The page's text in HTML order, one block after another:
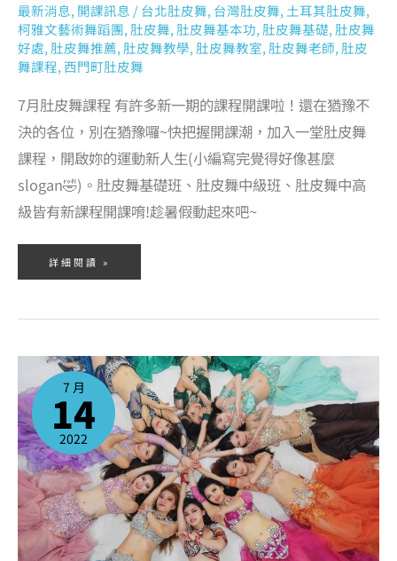
最新消息,開課訊息 /台北肚皮舞,台灣肚皮舞,土耳其肚皮舞,
柯雅文藝術舞蹈團,肚皮舞,肚皮舞基本功,肚皮舞基礎,肚皮舞
好處,肚皮舞推薦,肚皮舞教學,肚皮舞教室,肚皮舞老師,肚皮
舞課程,西門町肚皮舞
7月肚皮舞課程 有許多新一期的課程開課啦！還在猶豫不
決的各位，別在猶豫囉~快把握開課潮，加入一堂肚皮舞
課程，開啟妳的運動新人生(小編寫完覺得好像甚麼
slogan🤣)。肚皮舞基礎班、肚皮舞中級班、肚皮舞中高
級皆有新課程開課唷!趁暑假動起來吧~
詳細閱讀 »
7 月
14
2022
2022/7/24
肚
皮
出
活
動
中
正
紀
念
堂
民
主
大
道